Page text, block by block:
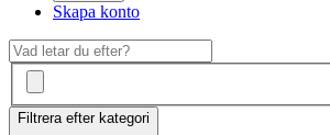
Skapa konto
Filtrera efter kategori